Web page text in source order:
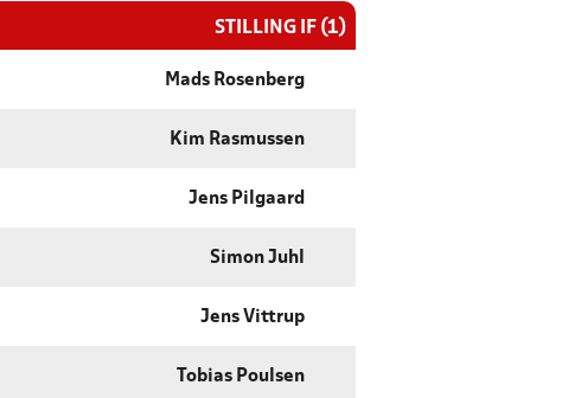
STILLING IF (1)
Mads Rosenberg
Kim Rasmussen
Jens Pilgaard
Simon Juhl
Jens Vittrup
Tobias Poulsen